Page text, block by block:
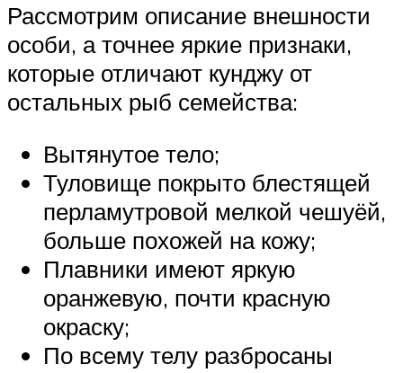
Рассмотрим описание внешности
особи, а точнее яркие признаки,
которые отличают кунджу от
остальных рыб семейства:
Вытянутое тело;
Туловище покрыто блестящей
перламутровой мелкой чешуёй,
больше похожей на кожу;
Плавники имеют яркую
оранжевую, почти красную
окраску;
По всему телу разбросаны